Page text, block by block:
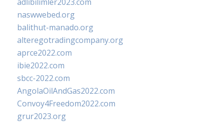
naswwebed.org
balithut-manado.org
alteregotradingcompany.org
aprce2022.com
ibie2022.com
sbcc-2022.com
AngolaOilAndGas2022.com
Convoy4Freedom2022.com
grur2023.org